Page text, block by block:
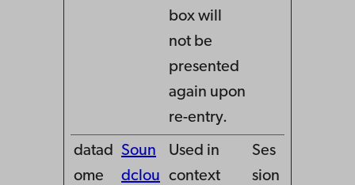
box will
not be
presented
again upon
re-entry.
datad
ome
Soun
dclou
Used in
context
Ses
sion